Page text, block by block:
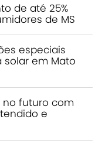
de até 25%
de MS
especiais
em Mato
no futuro com
e